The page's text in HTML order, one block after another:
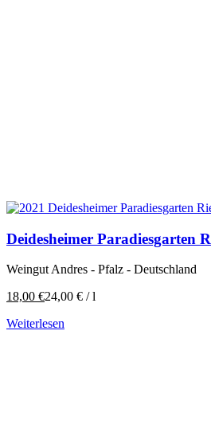
Deidesheimer Paradiesgarten
Weingut Andres - Pfalz - Deutschland
18,00 €24,00 € /l
Weiterlesen